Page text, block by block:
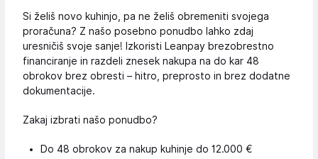
Si želiš novo kuhinjo, pa ne želiš obremeniti svojega
proračuna? Z našo posebno ponudbo lahko zdaj
uresničiš svoje sanje! Izkoristi Leanpay brezobrestno
financiranje in razdeli znesek nakupa na do kar 48
obrokov brez obresti – hitro, preprosto in brez dodatne
dokumentacije.
Zakaj izbrati našo ponudbo?
Do 48 obrokov za nakup kuhinje do 12.000 €